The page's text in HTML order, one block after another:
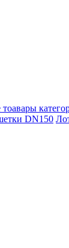
тоавары
DN150